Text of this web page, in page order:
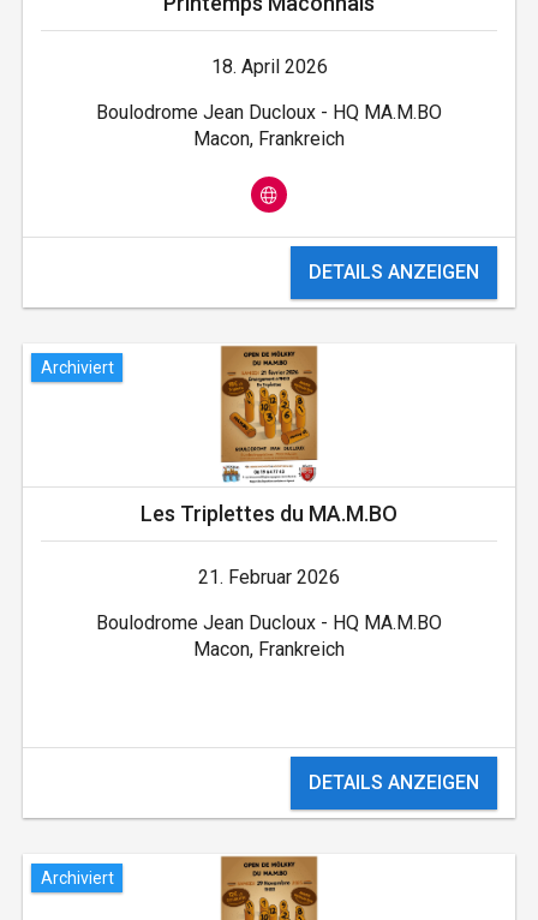
18. April 2026
Boulodrome Jean Ducloux - HQ MA.M.BO
Macon, Frankreich
DETAILS ANZEIGEN
Archiviert
Les Triplettes du MA.M.BO
21. Februar 2026
Boulodrome Jean Ducloux - HQ MA.M.BO
Macon, Frankreich
DETAILS ANZEIGEN
Archiviert